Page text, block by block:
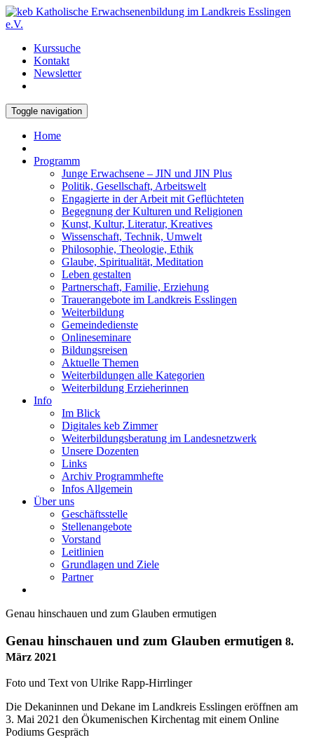
Kurssuche
Kontakt
Newsletter
Toggle navigation
Home
Programm
Junge Erwachsene – JIN und JIN Plus
Politik, Gesellschaft, Arbeitswelt
Engagierte in der Arbeit mit Geflüchteten
Begegnung der Kulturen und Religionen
Kunst, Kultur, Literatur, Kreatives
Wissenschaft, Technik, Umwelt
Philosophie, Theologie, Ethik
Glaube, Spiritualität, Meditation
Leben gestalten
Partnerschaft, Familie, Erziehung
Trauerangebote im Landkreis Esslingen
Weiterbildung
Gemeindedienste
Onlineseminare
Bildungsreisen
Aktuelle Themen
Weiterbildungen alle Kategorien
Weiterbildung Erzieherinnen
Info
Im Blick
Digitales keb Zimmer
Weiterbildungsberatung im Landesnetzwerk
Unsere Dozenten
Links
Archiv Programmhefte
Infos Allgemein
Über uns
Geschäftsstelle
Stellenangebote
Vorstand
Leitlinien
Grundlagen und Ziele
Partner
Genau hinschauen und zum Glauben ermutigen
Genau hinschauen und zum Glauben ermutigen 8.
März 2021
Foto und Text von Ulrike Rapp-Hirrlinger
Die Dekaninnen und Dekane im Landkreis Esslingen eröffnen am
3. Mai 2021 den Ökumenischen Kirchentag mit einem Online
Podiums Gespräch